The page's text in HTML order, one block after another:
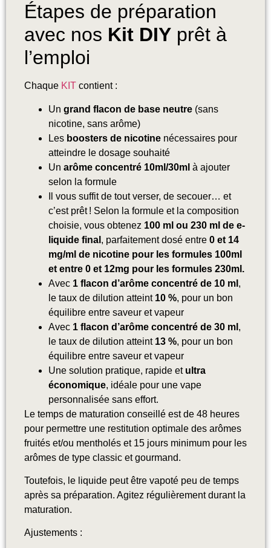
Étapes de préparation
avec nos Kit DIY prêt à
l’emploi
Chaque KIT contient :
Un grand flacon de base neutre (sans
nicotine, sans arôme)
Les boosters de nicotine nécessaires pour
atteindre le dosage souhaité
Un arôme concentré 10ml/30ml à ajouter
selon la formule
Il vous suffit de tout verser, de secouer… et
c’est prêt ! Selon la formule et la composition
choisie, vous obtenez 100 ml ou 230 ml de e-
liquide final , parfaitement dosé entre 0 et 14
mg/ml de nicotine pour les formules 100ml
et entre 0 et 12mg pour les formules 230ml.
Avec 1 flacon d’arôme concentré de 10 ml ,
le taux de dilution atteint 10 %, pour un bon
équilibre entre saveur et vapeur
Avec 1 flacon d’arôme concentré de 30 ml ,
le taux de dilution atteint 13 %, pour un bon
équilibre entre saveur et vapeur
Une solution pratique, rapide et ultra
économique, idéale pour une vape
personnalisée sans effort.
Le temps de maturation conseillé est de 48 heures
pour permettre une restitution optimale des arômes
fruités et/ou mentholés et 15 jours minimum pour les
arômes de type classic et gourmand.
Toutefois, le liquide peut être vapoté peu de temps
après sa préparation. Agitez régulièrement durant la
maturation.
Ajustements :